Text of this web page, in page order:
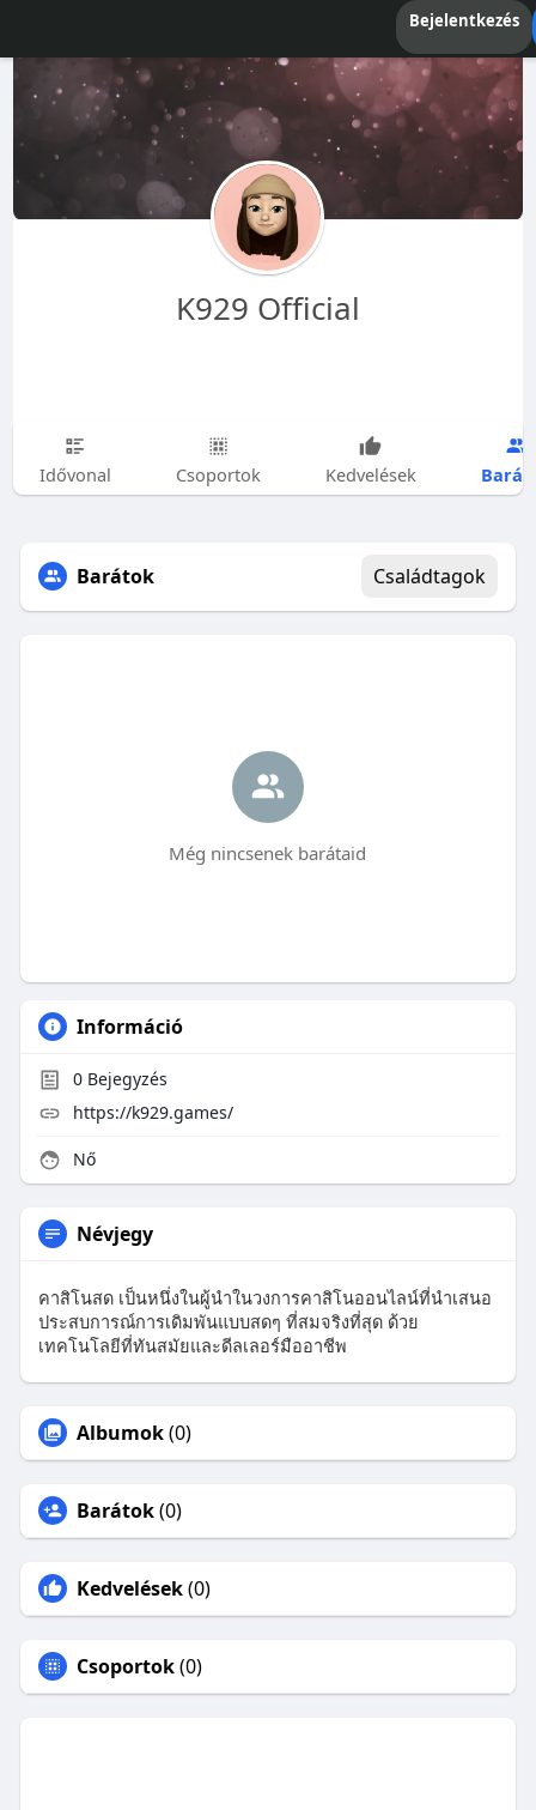
Bejelentkezés
K929 Official
Idővonal Csoportok Kedvelések
Barátok Családtagok
Még nincsenek barátaid
Információ
0Bejegyzés
https://k929.games/
Nő
Névjegy
คาสิโนสด เป็นหนึ่งในผู้นำในวงการคาสิโนออนไลน์ที่นำเสนอ
ประสบการณ์การเดิมพันแบบสดๆ ที่สมจริงที่สุด ด้วย
เทคโนโลยีที่ทันสมัยและดีลเลอร์มืออาชีพ
Albumok(0)
Barátok(0)
Kedvelések(0)
Csoportok(0)